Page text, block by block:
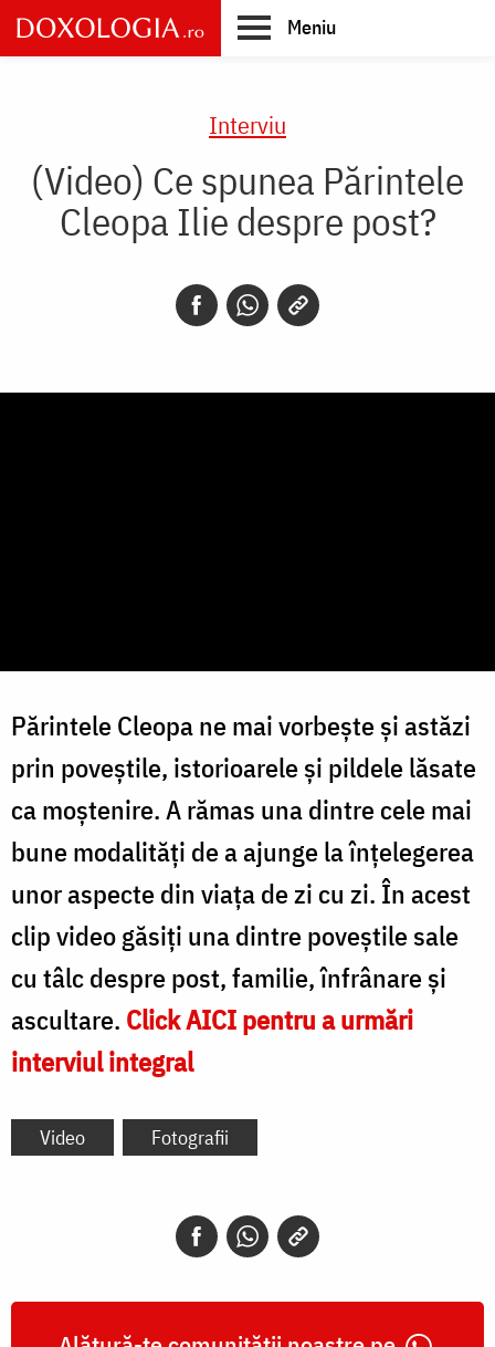
Skip
to
main
Meniu
Interviu
(Video) Ce spunea Părintele
Cleopa Ilie despre post?
Părintele Cleopa ne mai vorbește și astăzi
prin poveștile, istorioarele și pildele lăsate
ca moștenire. A rămas una dintre cele mai
bune modalități de a ajunge la înțelegerea
unor aspecte din viața de zi cu zi. În acest
clip video găsiți una dintre poveştile sale
cu tâlc despre post, familie, înfrânare și
ascultare. Click AICI pentru a urmări
interviul integral
Video Fotografii